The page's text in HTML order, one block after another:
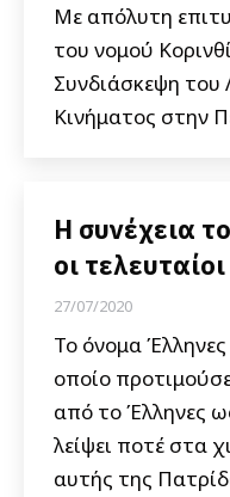
Με απόλυτη
του νομού
Συνδιάσκεψη του
Κινήματος στην
Η συνέχεια
οι
27/07/2020
Το όνομα Έλληνες
οποίο
από το Έλληνες
λείψει ποτέ στα
αυτής της